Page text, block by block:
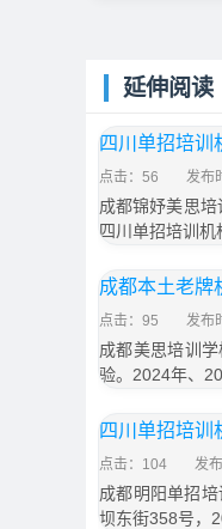
延伸阅读
四川单招培训
点击：56 发布
成都锦妤美思
四川单招培训
成都本土老牌
点击：95 发布
成都美思培训
验。2024年、
四川单招培训
点击：104 发
成都明阳单招
坝东街358号，